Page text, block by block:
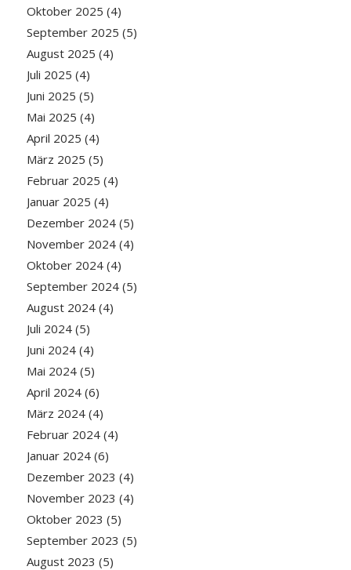
Oktober 2025 (4)
September 2025 (5)
August 2025 (4)
Juli 2025 (4)
Juni 2025 (5)
Mai 2025 (4)
April 2025 (4)
März 2025 (5)
Februar 2025 (4)
Januar 2025 (4)
Dezember 2024(5)
November 2024(4)
Oktober 2024(4)
September 2024(5)
August 2024(4)
Juli 2024(5)
Juni 2024(4)
Mai 2024(5)
April 2024(6)
März 2024(4)
Februar 2024(4)
Januar 2024(6)
Dezember 2023 (4)
November 2023 (4)
Oktober 2023 (5)
September 2023 (5)
August 2023 (5)